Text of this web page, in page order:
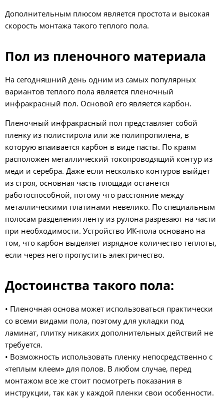
Дополнительным плюсом является простота и высокая
скорость монтажа такого теплого пола.
Пол из пленочного материала
На сегодняшний день одним из самых популярных
вариантов теплого пола является пленочный
инфракрасный пол. Основой его является карбон.
Пленочный инфракрасный пол представляет собой
пленку из полистирола или же полипропилена, в
которую впаивается карбон в виде пасты. По краям
расположен металлический токопроводящий контур из
меди и серебра. Даже если несколько контуров выйдет
из строя, основная часть площади останется
работоспособной, потому что расстояние между
металлическими платинами невелико. По специальным
полосам разделения ленту из рулона разрезают на части
при необходимости. Устройство ИК-пола основано на
том, что карбон выделяет изрядное количество теплоты,
если через него пропустить электричество.
Достоинства такого пола:
• Пленочная основа может использоваться практически
со всеми видами пола, поэтому для укладки под
ламинат, плитку никаких дополнительных действий не
требуется.
• Возможность использовать пленку непосредственно с
«теплым клеем» для полов. В любом случае, перед
монтажом все же стоит посмотреть показания в
инструкции, так как у каждой пленки свои особенности.